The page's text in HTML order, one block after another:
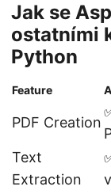
Jak se
ostatními
Python
Feature
PDF Creation
Text
Extraction